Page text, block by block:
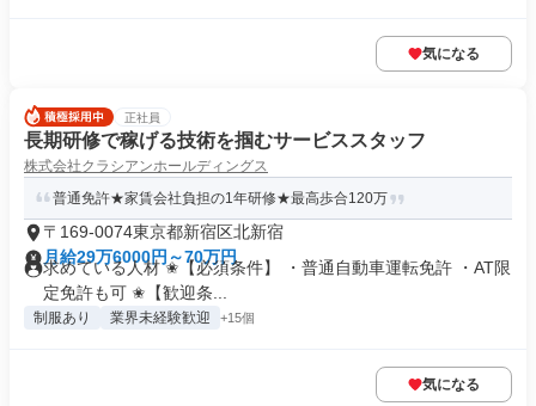
気になる
正社員
長期研修で稼げる技術を掴むサービススタッフ
株式会社クラシアンホールディングス
普通免許★家賃会社負担の1年研修★最高歩合120万
〒169-0074東京都新宿区北新宿
月給29万6000円～70万円
求めている人材 ✬【必須条件】 ・普通自動車運転免許 ・AT限
定免許も可 ✬【歓迎条...
制服あり 業界未経験歓迎 +15個
気になる